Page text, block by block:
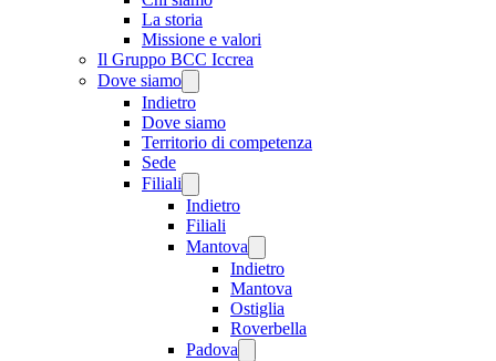
La storia
Missione e valori
Il Gruppo BCC Iccrea
Dove siamo
Indietro
Dove siamo
Territorio di competenza
Sede
Filiali
Indietro
Filiali
Mantova
Indietro
Mantova
Ostiglia
Roverbella
Padova